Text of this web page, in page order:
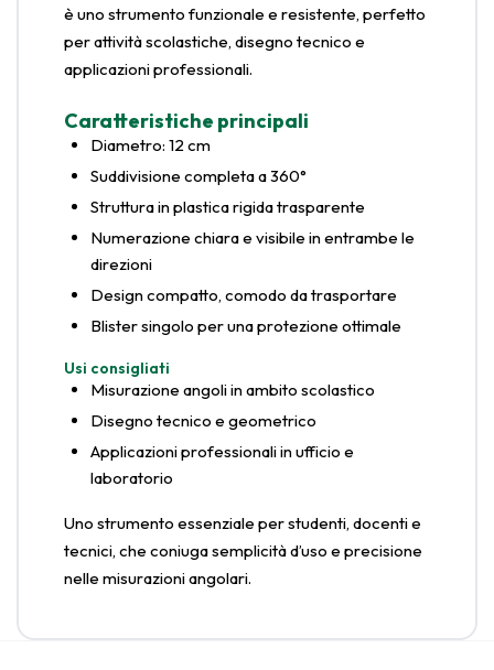
è uno strumento funzionale e resistente, perfetto
per attività scolastiche, disegno tecnico e
applicazioni professionali.
Caratteristiche principali
Diametro: 12 cm
Suddivisione completa a 360°
Struttura in plastica rigida trasparente
Numerazione chiara e visibile in entrambe le
direzioni
Design compatto, comodo da trasportare
Blister singolo per una protezione ottimale
Usi consigliati
Misurazione angoli in ambito scolastico
Disegno tecnico e geometrico
Applicazioni professionali in ufficio e
laboratorio
Uno strumento essenziale per studenti, docenti e
tecnici, che coniuga semplicità d’uso e precisione
nelle misurazioni angolari.